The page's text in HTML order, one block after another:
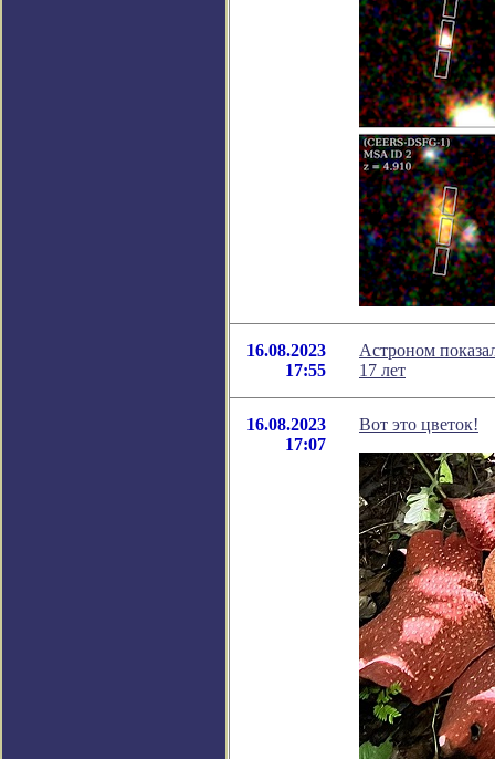
16.08.2023
17:55
Астроном
17 лет
16.08.2023
17:07
Вот это цветок!